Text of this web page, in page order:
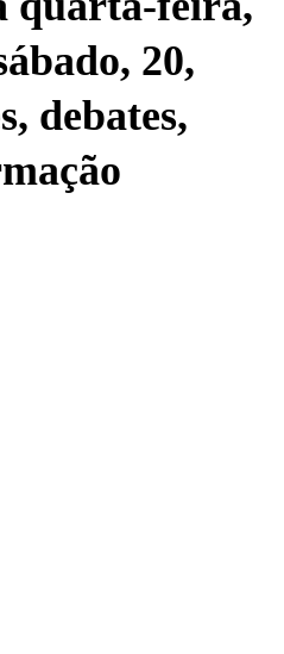
20,
debates,